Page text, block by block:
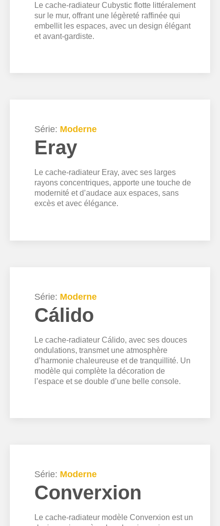
Le cache-radiateur Cubystic flotte littéralement
sur le mur, offrant une légèreté raffinée qui
embellit les espaces, avec un design élégant
et avant-gardiste.
Série: Moderne
Eray
Le cache-radiateur Eray, avec ses larges
rayons concentriques, apporte une touche de
modernité et d’audace aux espaces, sans
excès et avec élégance.
Série: Moderne
Cálido
Le cache-radiateur Cálido, avec ses douces
ondulations, transmet une atmosphère
d’harmonie chaleureuse et de tranquillité. Un
modèle qui complète la décoration de
l’espace et se double d’une belle console.
Série: Moderne
Converxion
Le cache-radiateur modèle Converxion est un